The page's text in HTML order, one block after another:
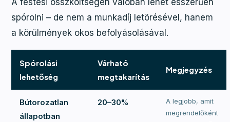
A festési összköltségen valóban lehet ésszerűen
spórolni – de nem a munkadíj letörésével, hanem
a körülmények okos befolyásolásával.
Spórolási
lehetőség
Várható
megtakarítás
Megjegyzés
Bútorozatlan
állapotban
20–30%
A legjobb, amit
megrendelőként